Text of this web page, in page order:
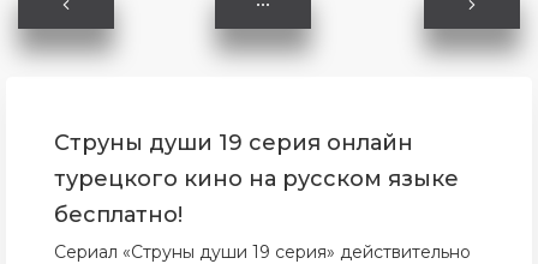
Струны души 19 серия онлайн
турецкого кино на русском языке
бесплатно!
Сериал «Струны души 19 серия» действительно